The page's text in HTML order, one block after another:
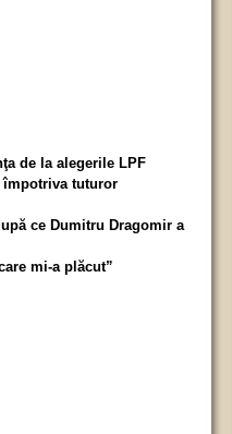
de la alegerile LPF
împotriva tuturor
ce Dumitru Dragomir a
mi-a plăcut”